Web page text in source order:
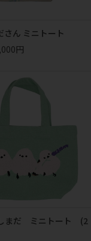
さん ミニトート
円
まだ ミニトート (2